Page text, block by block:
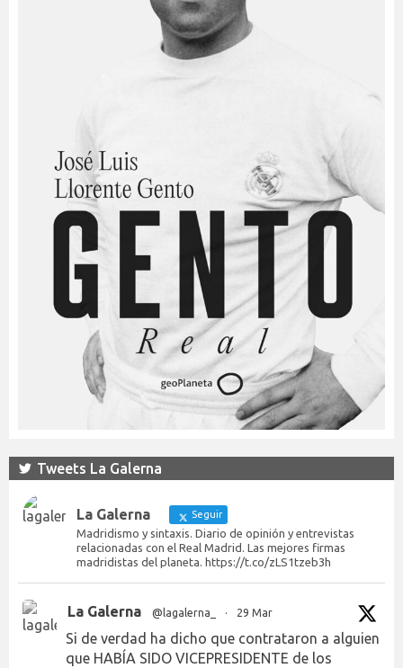
Tweets La Galerna
La Galerna Seguir
Madridismo y sintaxis. Diario de opinión y entrevistas
relacionadas con el Real Madrid. Las mejores firmas
madridistas del planeta. https://t.co/zLS1tzeb3h
La Galerna @lagalerna_ · 29 Mar
Si de verdad ha dicho que contrataron a alguien
que HABÍA SIDO VICEPRESIDENTE de los